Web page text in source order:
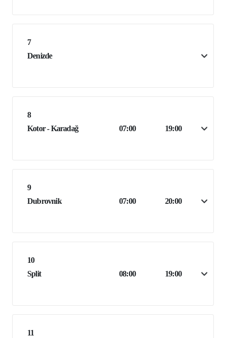
7
Denizde
8
Kotor - Karadağ
07:00 19:00
9
Dubrovnik
07:00 20:00
10
Split
08:00 19:00
11